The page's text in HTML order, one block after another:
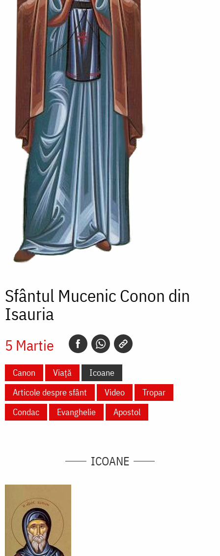
Sfântul Mucenic Conon din
Isauria
5 Martie
Canon Viață
Icoane
Articole despre sfânt
Video
Tropar
Condac
Evanghelie Apostol
ICOANE